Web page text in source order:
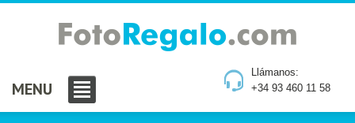
Llámanos:
+34 93 460 11 58
MENU